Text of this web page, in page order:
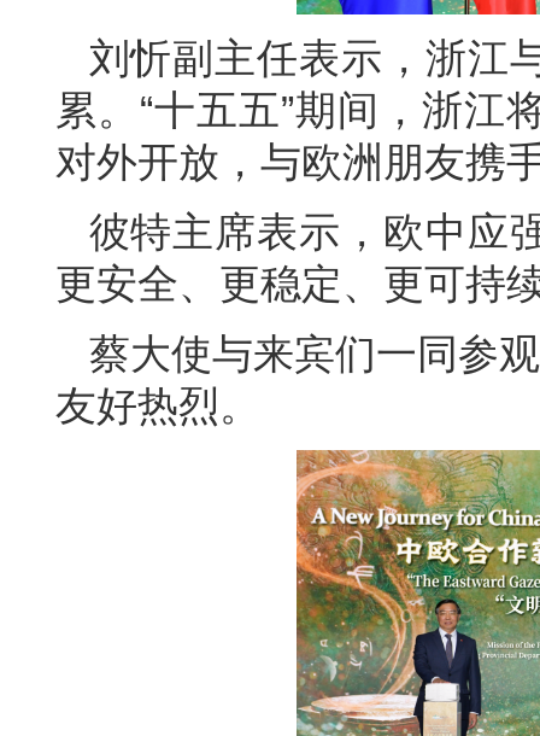
刘忻副主任表示，浙江
累。“十五五”期间，浙江
对外开放，与欧洲朋友携
彼特主席表示，欧中应
更安全、更稳定、更可持
蔡大使与来宾们一同参
友好热烈。